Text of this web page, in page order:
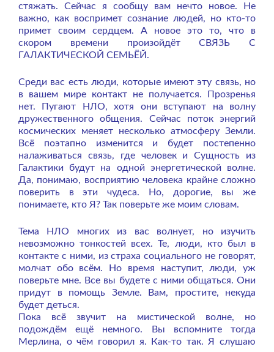
стяжать. Сейчас я сообщу вам нечто новое. Не
важно, как воспримет сознание людей, но кто-то
примет своим сердцем. А новое это то, что в
скором времени произойдёт СВЯЗЬ С
ГАЛАКТИЧЕСКОЙ СЕМЬЁЙ.
Среди вас есть люди, которые имеют эту связь, но
в вашем мире контакт не получается. Прозренья
нет. Пугают НЛО, хотя они вступают на волну
дружественного общения. Сейчас поток энергий
космических меняет несколько атмосферу Земли.
Всё поэтапно изменится и будет постепенно
налаживаться связь, где человек и Сущность из
Галактики будут на одной энергетической волне.
Да, понимаю, восприятию человека крайне сложно
поверить в эти чудеса. Но, дорогие, вы же
понимаете, кто Я? Так поверьте же моим словам.
Тема НЛО многих из вас волнует, но изучить
невозможно тонкостей всех. Те, люди, кто был в
контакте с ними, из страха социального не говорят,
молчат обо всём. Но время наступит, люди, уж
поверьте мне. Все вы будете с ними общаться. Они
придут в помощь Земле. Вам, простите, некуда
будет деться.
Пока всё звучит на мистической волне, но
подождём ещё немного. Вы вспомните тогда
Мерлина, о чём говорил я. Как-то так. Я слушаю